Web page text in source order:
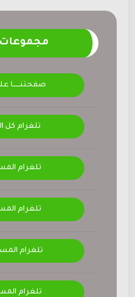
مجموعات
تلغرام كل
تلغرام
تلغرام
تلغرام
تلغرام